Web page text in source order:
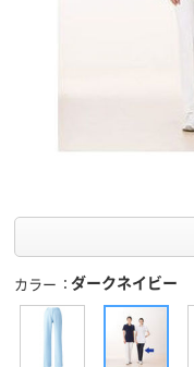
カラー ダークネイビー